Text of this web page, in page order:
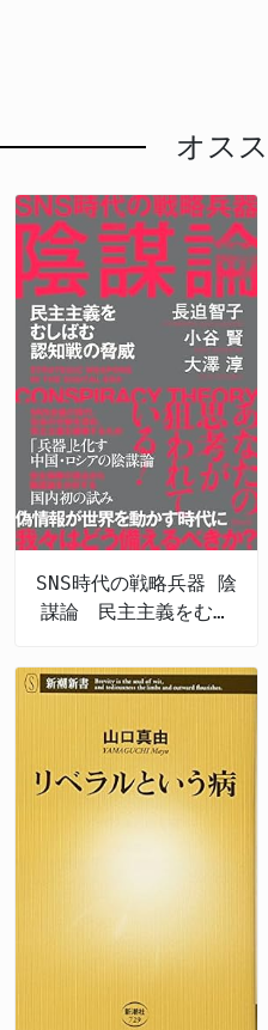
オス
SNS時代の戦略兵器 陰
謀論 民主主義をむし